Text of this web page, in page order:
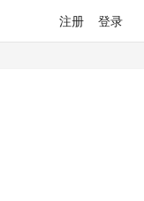
注册 登录